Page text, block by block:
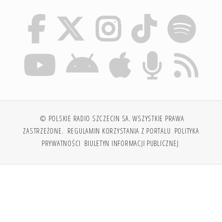
© POLSKIE RADIO SZCZECIN SA. WSZYSTKIE PRAWA
ZASTRZEŻONE. REGULAMIN KORZYSTANIA Z PORTALU POLITYKA
PRYWATNOŚCI BIULETYN INFORMACJI PUBLICZNEJ